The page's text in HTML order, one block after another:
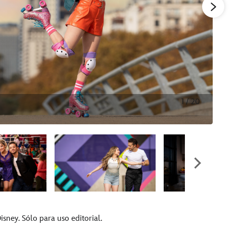
1 / 20
Sólo para uso editorial.